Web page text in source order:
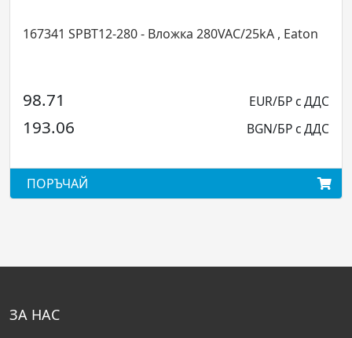
- Вложка 280VAC/25kA , Eaton 167592 SPCT2-280 -
27.59
53.96
ЗА НАС